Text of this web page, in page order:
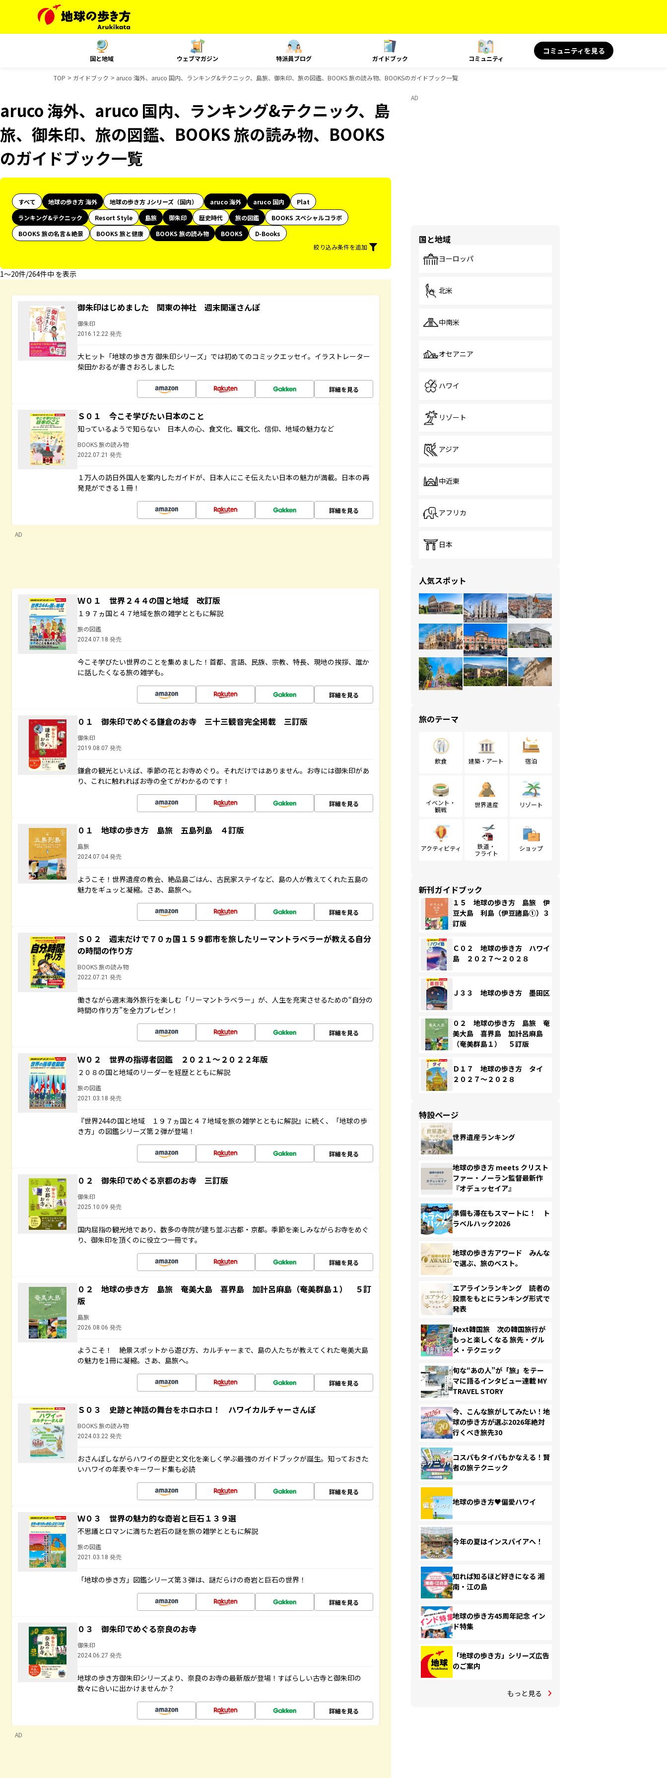
国と地域 ウェブマガジン 特派員ブログ ガイドブック コミュニティ
コミュニティを見る
TOP ガイドブック aruco 海外、aruco 国内、ランキング&テクニック、島旅、御朱印、旅の図鑑、BOOKS 旅の読み物、BOOKSのガイドブック一覧
aruco 海外、aruco 国内、ランキング&テクニック、島
旅、御朱印、旅の図鑑、BOOKS 旅の読み物、BOOKS
のガイドブック一覧
すべて 地球の歩き方 海外 地球の歩き方 Jシリーズ（国内） aruco 海外 aruco 国内
Plat
ランキング&テクニック
Resort Style 島旅 御朱印 歴史時代 旅の図鑑
BOOKS スペシャルコラボ
BOOKS 旅の名言＆絶景
BOOKS 旅と健康 BOOKS 旅の読み物 BOOKS
D-Books
絞り込み条件を追加
1〜20件/264件中 を表示
御朱印はじめました 関東の神社 週末開運さんぽ
御朱印
2016.12.22 発売
大ヒット「地球の歩き方 御朱印シリーズ」では初めてのコミックエッセイ。イラストレーター
柴田かおるが書きおろしました
詳細を見る
Ｓ０１ 今こそ学びたい日本のこと
知っているようで知らない 日本人の心、食文化、職文化、信仰、地域の魅力など
BOOKS 旅の読み物
2022.07.21 発売
１万人の訪日外国人を案内したガイドが、日本人にこそ伝えたい日本の魅力が満載。日本の再
発見ができる１冊！
詳細を見る
AD
Ｗ０１ 世界２４４の国と地域 改訂版
１９７ヵ国と４７地域を旅の雑学とともに解説
旅の図鑑
2024.07.18 発売
今こそ学びたい世界のことを集めました！首都、言語、民族、宗教、特長、現地の挨拶、誰か
に話したくなる旅の雑学も。
詳細を見る
０１ 御朱印でめぐる鎌倉のお寺 三十三観音完全掲載 三訂版
御朱印
2019.08.07 発売
鎌倉の観光といえば、季節の花とお寺めぐり。それだけではありません。お寺には御朱印があ
り、これに触れればお寺の全てがわかるのです！
詳細を見る
０１ 地球の歩き方 島旅 五島列島 ４訂版
島旅
2024.07.04 発売
ようこそ！世界遺産の教会、絶品島ごはん、古民家ステイなど、島の人が教えてくれた五島の
魅力をギュッと凝縮。さあ、島旅へ。
詳細を見る
Ｓ０２ 週末だけで７０ヵ国１５９都市を旅したリーマントラベラーが教える自分
の時間の作り方
BOOKS 旅の読み物
2022.07.21 発売
働きながら週末海外旅行を楽しむ「リーマントラベラー」が、人生を充実させるための“自分の
時間の作り方”を全力プレゼン！
詳細を見る
Ｗ０２ 世界の指導者図鑑 ２０２１～２０２２年版
２０８の国と地域のリーダーを経歴とともに解説
旅の図鑑
2021.03.18 発売
『世界244の国と地域 １９７ヵ国と４７地域を旅の雑学とともに解説』に続く、「地球の歩
き方」の図鑑シリーズ第２弾が登場！
詳細を見る
０２ 御朱印でめぐる京都のお寺 三訂版
御朱印
2025.10.09 発売
国内屈指の観光地であり、数多の寺院が建ち並ぶ古都・京都。季節を楽しみながらお寺をめぐ
り、御朱印を頂くのに役立つ一冊です。
詳細を見る
０２ 地球の歩き方 島旅 奄美大島 喜界島 加計呂麻島（奄美群島１） ５訂
版
島旅
2026.08.06 発売
ようこそ！ 絶景スポットから遊び方、カルチャーまで、島の人たちが教えてくれた奄美大島
の魅力を1冊に凝縮。さあ、島旅へ。
詳細を見る
Ｓ０３ 史跡と神話の舞台をホロホロ！ ハワイカルチャーさんぽ
BOOKS 旅の読み物
2024.03.22 発売
おさんぽしながらハワイの歴史と文化を楽しく学ぶ最強のガイドブックが誕生。知っておきた
いハワイの年表やキーワード集も必読
詳細を見る
Ｗ０３ 世界の魅力的な奇岩と巨石１３９選
不思議とロマンに満ちた岩石の謎を旅の雑学とともに解説
旅の図鑑
2021.03.18 発売
「地球の歩き方」図鑑シリーズ第３弾は、謎だらけの奇岩と巨石の世界！
詳細を見る
０３ 御朱印でめぐる奈良のお寺
御朱印
2024.06.27 発売
地球の歩き方御朱印シリーズより、奈良のお寺の最新版が登場！すばらしい古寺と御朱印の
数々に合いに出かけませんか？
詳細を見る
AD
AD
国と地域
ヨーロッパ
北米
中南米
オセアニア
ハワイ
リゾート
アジア
中近東
アフリカ
日本
人気スポット
旅のテーマ
飲食 建築・アート 宿泊
イベント・
観戦
世界遺産 リゾート
アクティビティ
鉄道・
フライト
ショップ
新刊ガイドブック
１５ 地球の歩き方 島旅 伊
豆大島 利島（伊豆諸島①）３
訂版
Ｃ０２ 地球の歩き方 ハワイ
島 ２０２７～２０２８
Ｊ３３ 地球の歩き方 墨田区
０２ 地球の歩き方 島旅 奄
美大島 喜界島 加計呂麻島
（奄美群島１） ５訂版
Ｄ１７ 地球の歩き方 タイ
２０２７～２０２８
特設ページ
世界遺産ランキング
地球の歩き方 meets クリスト
ファー・ノーラン監督最新作
『オデュッセイア』
準備も滞在もスマートに！ ト
ラベルハック2026
地球の歩き方アワード みんな
で選ぶ、旅のベスト。
エアラインランキング 読者の
投票をもとにランキング形式で
発表
Next韓国旅 次の韓国旅行が
もっと楽しくなる 旅先・グル
メ・テクニック
旬な“あの人”が「旅」をテー
マに語るインタビュー連載 MY
TRAVEL STORY
今、こんな旅がしてみたい！地
球の歩き方が選ぶ2026年絶対
行くべき旅先30
コスパもタイパもかなえる！賢
者の旅テクニック
地球の歩き方♥偏愛ハワイ
今年の夏はインスパイアへ！
知れば知るほど好きになる 湘
南・江の島
地球の歩き方45周年記念 イン
ド特集
「地球の歩き方」シリーズ広告
のご案内
もっと見る